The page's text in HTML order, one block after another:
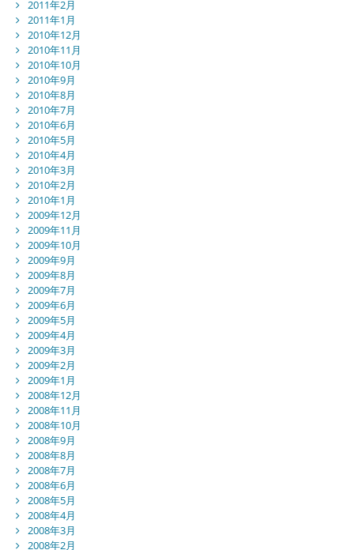
2011年2月
2011年1月
2010年12月
2010年11月
2010年10月
2010年9月
2010年8月
2010年7月
2010年6月
2010年5月
2010年4月
2010年3月
2010年2月
2010年1月
2009年12月
2009年11月
2009年10月
2009年9月
2009年8月
2009年7月
2009年6月
2009年5月
2009年4月
2009年3月
2009年2月
2009年1月
2008年12月
2008年11月
2008年10月
2008年9月
2008年8月
2008年7月
2008年6月
2008年5月
2008年4月
2008年3月
2008年2月